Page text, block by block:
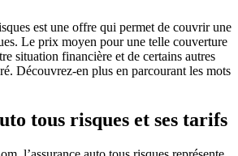
est une offre qui permet de couvrir une
Le prix moyen pour une telle couverture
situation financière et de certains autres
Découvrez-en plus en parcourant les mots
tous risques et ses tarifs